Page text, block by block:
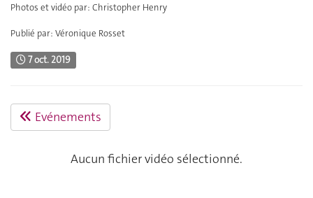
Photos et vidéo par: Christopher Henry
Publié par: Véronique Rosset
7 oct. 2019
Evénements
Aucun fichier vidéo sélectionné.